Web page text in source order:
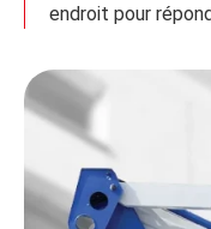
endroit pour